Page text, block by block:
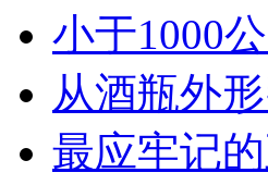
小于1000
从酒瓶外
最应牢记